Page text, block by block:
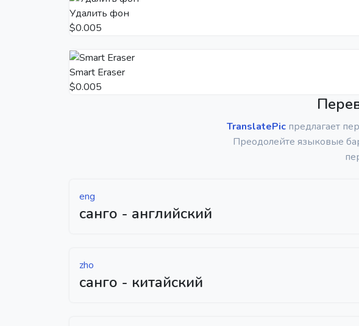
Удалить фон
$0.005
Smart Eraser
$0.005
TranslatePic предлагает
Преодолейте языковые
eng
санго - английский
zho
санго - китайский